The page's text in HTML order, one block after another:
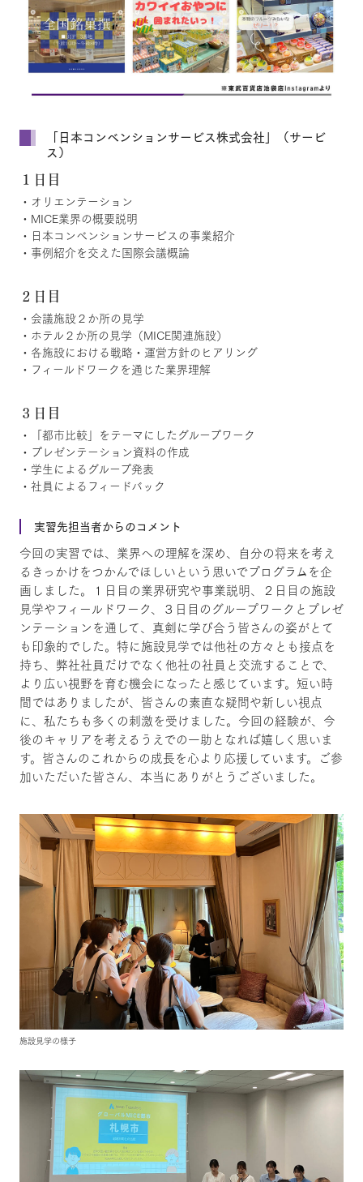
「日本コンベンションサービス株式会社」（サービ
ス）
１日目
・オリエンテーション
・MICE業界の概要説明
・日本コンベンションサービスの事業紹介
・事例紹介を交えた国際会議概論
２日目
・会議施設２か所の見学
・ホテル２か所の見学（MICE関連施設）
・各施設における戦略・運営方針のヒアリング
・フィールドワークを通じた業界理解
３日目
・「都市比較」をテーマにしたグループワーク
・プレゼンテーション資料の作成
・学生によるグループ発表
・社員によるフィードバック
実習先担当者からのコメント
今回の実習では、業界への理解を深め、自分の将来を考え
るきっかけをつかんでほしいという思いでプログラムを企
画しました。１日目の業界研究や事業説明、２日目の施設
見学やフィールドワーク、３日目のグループワークとプレゼ
ンテーションを通して、真剣に学び合う皆さんの姿がとて
も印象的でした。特に施設見学では他社の方々とも接点を
持ち、弊社社員だけでなく他社の社員と交流することで、
より広い視野を育む機会になったと感じています。短い時
間ではありましたが、皆さんの素直な疑問や新しい視点
に、私たちも多くの刺激を受けました。今回の経験が、今
後のキャリアを考えるうえでの一助となれば嬉しく思いま
す。皆さんのこれからの成長を心より応援しています。ご参
加いただいた皆さん、本当にありがとうございました。
施設見学の様子